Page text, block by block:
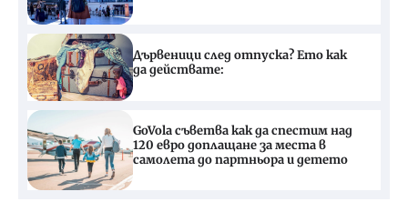
Дървеници след отпуска? Ето как
да действате:
GoVola съветва как да спестим над
120 евро доплащане за места в
самолета до партньора и детето